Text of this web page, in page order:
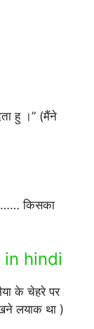
हु ।” (मैंने
किसका
in hindi
के चेहरे पर
लयाक था )